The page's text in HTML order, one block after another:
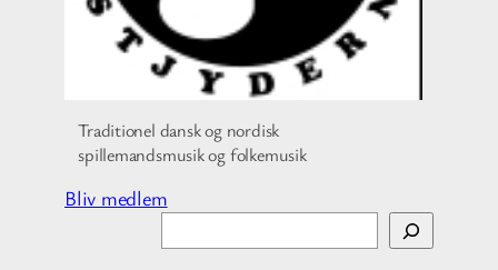
Traditionel dansk og nordisk
spillemandsmusik og folkemusik
Bliv medlem
ø